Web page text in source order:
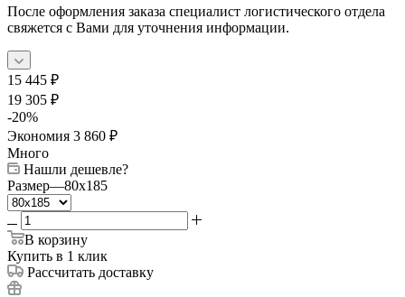
После оформления заказа специалист логистического отдела
свяжется с Вами для уточнения информации.
15 445 ₽
19 305 ₽
-20%
Экономия 3 860 ₽
Много
Нашли дешевле?
Размер—80x185
В корзину
Купить в 1 клик
Рассчитать доставку